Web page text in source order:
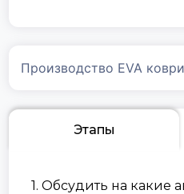
Производство EVA
Этапы
1. Обсудить на какие